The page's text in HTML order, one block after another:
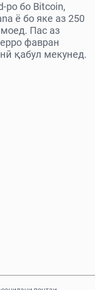
ро бо Bitcoin,
ё бо яке аз 250
Пас аз
фавран
қабул мекунед.